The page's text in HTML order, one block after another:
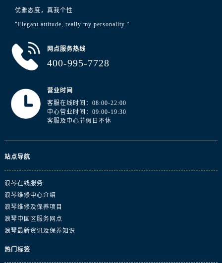
山东省威海市环翠区新威海路89号振华商厦一楼名表维修浪琴售后服务中心（需提前预约）
山东省枣庄市滕州市北辛路与善国路交叉口浪琴售后服务中心（需提前预约）
优雅态度，真我个性
"Elegant attitude, really my personality.”
网点服务热线
400-995-7728
营业时间
客服在线时间：08:00-22:00
中心营业时间：09:00-19:30
客服及中心节假日不休
站点导航
浪琴在线服务
浪琴维修中心介绍
浪琴维修及保养项目
浪琴中国区服务网点
浪琴最新资讯及保养知识
热门标签